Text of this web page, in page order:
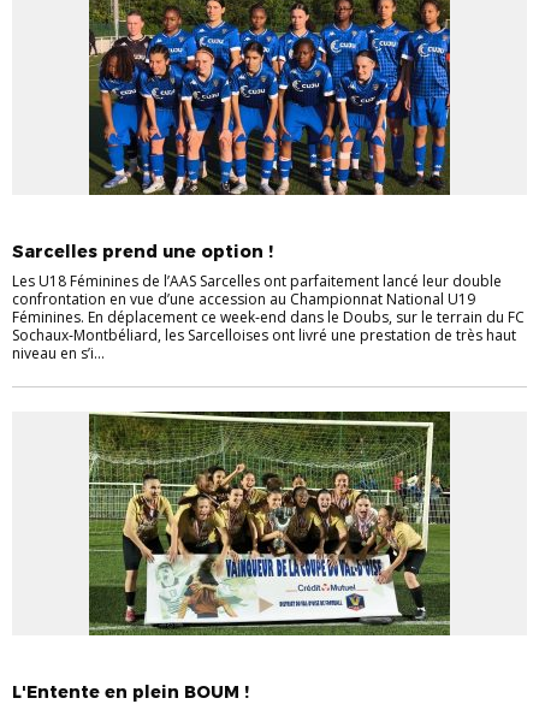
Sarcelles prend une option !
Les U18 Féminines de l’AAS Sarcelles ont parfaitement lancé leur double
confrontation en vue d’une accession au Championnat National U19
Féminines. En déplacement ce week‑end dans le Doubs, sur le terrain du FC
Sochaux‑Montbéliard, les Sarcelloises ont livré une prestation de très haut
niveau en s’i...
L'Entente en plein BOUM !